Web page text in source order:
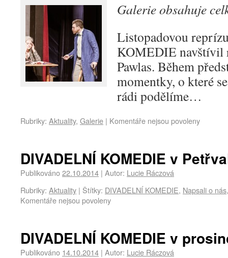
Galerie obsahuje
Listopadovou
KOMEDIE navštívil
Pawlas. Během
momentky, o které
rádi podělíme…
Rubriky: Aktuality, Galerie | Komentáře nejsou povoleny
DIVADELNÍ KOMEDIE v
Publikováno22.10.2014 | Autor: Lucie Ráczová
Rubriky: Aktuality | Štítky: DIVADELNÍ KOMEDIE, Napsali o nás
Komentáře nejsou povoleny
DIVADELNÍ KOMEDIE v
Publikováno 14.10.2014 | Autor: Lucie Ráczová